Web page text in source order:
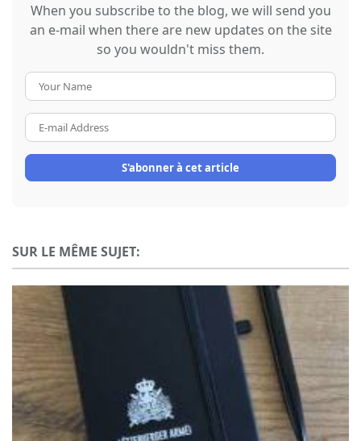
When you subscribe to the blog, we will send you
an e-mail when there are new updates on the site
so you wouldn't miss them.
Name
mail
Address
S'abonner à cet article
SUR LE MÊME SUJET: